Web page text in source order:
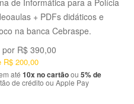
de Informática para a Polícia
+ PDFs didáticos e
na banca Cebraspe.
por R$ 390,00
R$ 200,00
até 10x no cartãoou 5% de
de crédito ou Apple Pay